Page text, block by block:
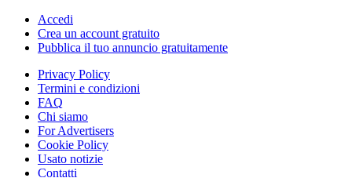
Accedi
Crea un account gratuito
Pubblica il tuo annuncio gratuitamente
Privacy Policy
Termini e condizioni
FAQ
Chi siamo
For Advertisers
Cookie Policy
Usato notizie
Contatti